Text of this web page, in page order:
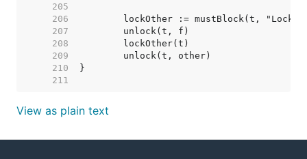
   205
   206
   207
   208
   209
   210
   211
View as plain text